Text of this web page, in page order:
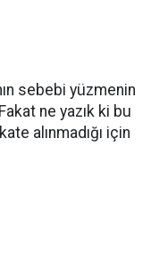
sebebi yüzmenin
ne yazık ki bu
alınmadığı için